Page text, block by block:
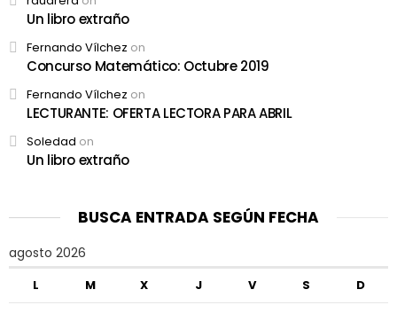
Un libro extraño
Fernando Vílchez on
Concurso Matemático: Octubre 2019
Fernando Vílchez on
LECTURANTE: OFERTA LECTORA PARA ABRIL
Soledad on
Un libro extraño
BUSCA ENTRADA SEGÚN FECHA
agosto 2026
L M X J V S D